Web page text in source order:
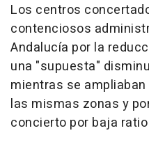
Los centros
contenciosos
Andalucía por la
una "supuesta"
mientras se
las mismas zonas y
concierto por baja